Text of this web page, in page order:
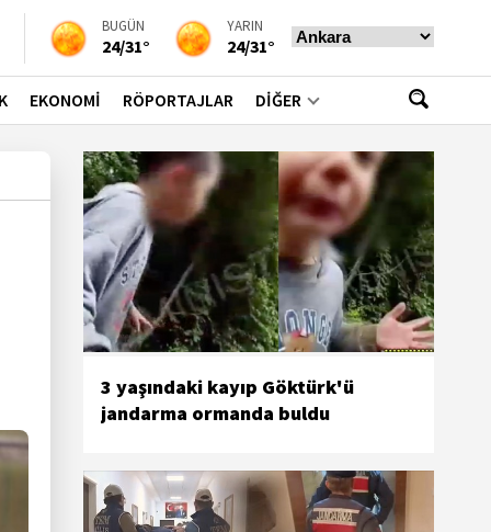
BUGÜN
24/31°
YARIN
24/31°
EKONOMİ RÖPORTAJLAR DİĞER
3 yaşındaki kayıp Göktürk'ü
jandarma ormanda buldu